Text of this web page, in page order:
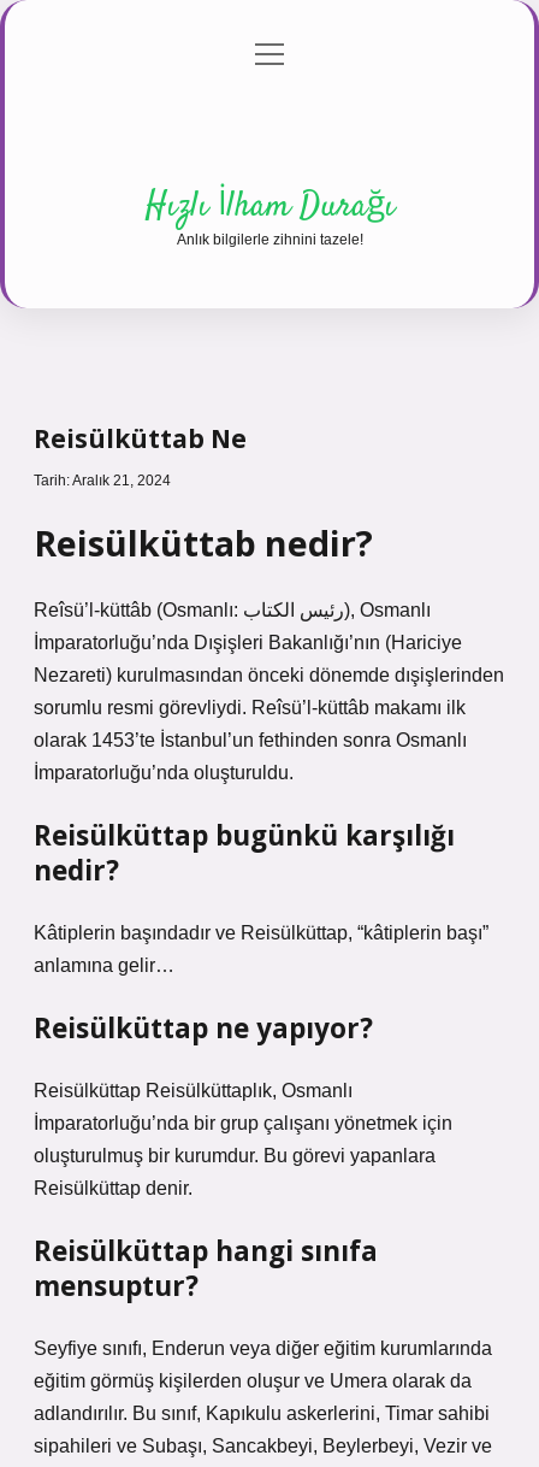
Gizlilik Politikası
menüyü
Hızlı İlham Durağı
Anlık bilgilerle zihnini tazele!
Reisülküttab Ne
Tarih: Aralık 21, 2024
Reisülküttab nedir?
Reîsü’l-küttâb (Osmanlı: رئيس الكتاب), Osmanlı
İmparatorluğu’nda Dışişleri Bakanlığı’nın (Hariciye
Nezareti) kurulmasından önceki dönemde dışişlerinden
sorumlu resmi görevliydi. Reîsü’l-küttâb makamı ilk
olarak 1453’te İstanbul’un fethinden sonra Osmanlı
İmparatorluğu’nda oluşturuldu.
Reisülküttap bugünkü karşılığı
nedir?
Kâtiplerin başındadır ve Reisülküttap, “kâtiplerin başı”
anlamına gelir…
Reisülküttap ne yapıyor?
Reisülküttap Reisülküttaplık, Osmanlı
İmparatorluğu’nda bir grup çalışanı yönetmek için
oluşturulmuş bir kurumdur. Bu görevi yapanlara
Reisülküttap denir.
Reisülküttap hangi sınıfa
mensuptur?
Seyfiye sınıfı, Enderun veya diğer eğitim kurumlarında
eğitim görmüş kişilerden oluşur ve Umera olarak da
adlandırılır. Bu sınıf, Kapıkulu askerlerini, Timar sahibi
sipahileri ve Subaşı, Sancakbeyi, Beylerbeyi, Vezir ve